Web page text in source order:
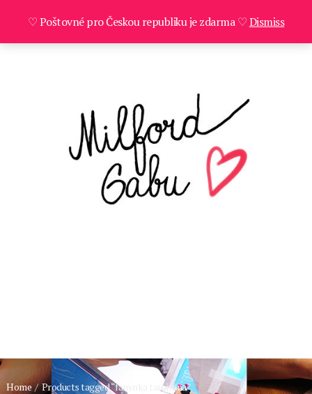
Home / Products tagged “fanynka tarantina”
♡ Poštovné pro Českou republiku je zdarma ♡Dismiss